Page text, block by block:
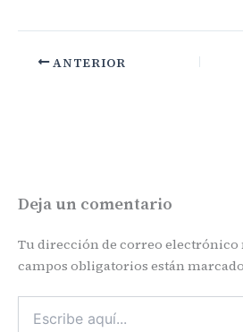
ANTERIOR
Deja un comentario
Tu dirección de correo electrónico
campos obligatorios están
aquí...